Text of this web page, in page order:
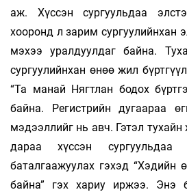
аж. Хүссэн сургуульдаа
хооронд л зарим сургуулийнхан
мэхээ уралдуулдаг байна.
сургуулийнхан өнөө жил
“Та манай Нягтлан бодох
байна. Регистрийн дугаараа
мэдээллийг нь авч. Гэтэл тухайн
дараа хүссэн сургуульдаа
баталгаажуулах гэхэд “Хэдийн
байна” гэх хариу иржээ. Энэ